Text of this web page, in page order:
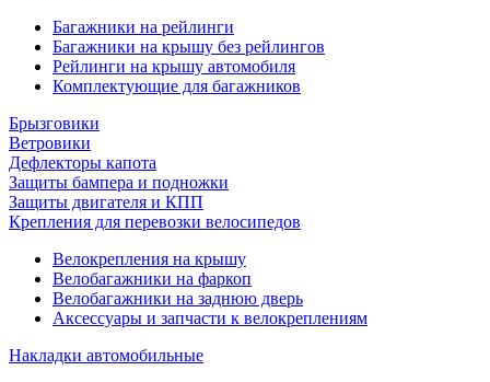
Багажники на рейлинги
Багажники на крышу без рейлингов
Рейлинги на крышу автомобиля
Комплектующие для багажников
Брызговики
Ветровики
Дефлекторы капота
Защиты бампера и подножки
Защиты двигателя и КПП
Крепления для перевозки велосипедов
Велокрепления на крышу
Велобагажники на фаркоп
Велобагажники на заднюю дверь
Аксессуары и запчасти к велокреплениям
Накладки автомобильные